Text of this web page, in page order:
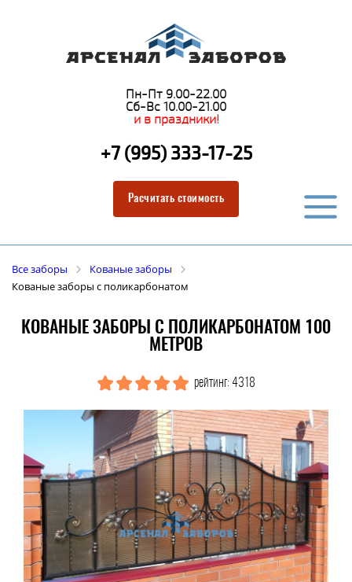
Пн-Пт 9.00-22.00
Сб-Вс 10.00-21.00
и в праздники!
+7 (995) 333-17-25
Расчитать стоимость
Все заборы
Кованые заборы
Кованые заборы с поликарбонатом
КОВАНЫЕ ЗАБОРЫ С ПОЛИКАРБОНАТОМ 100
МЕТРОВ
рейтинг: 4318